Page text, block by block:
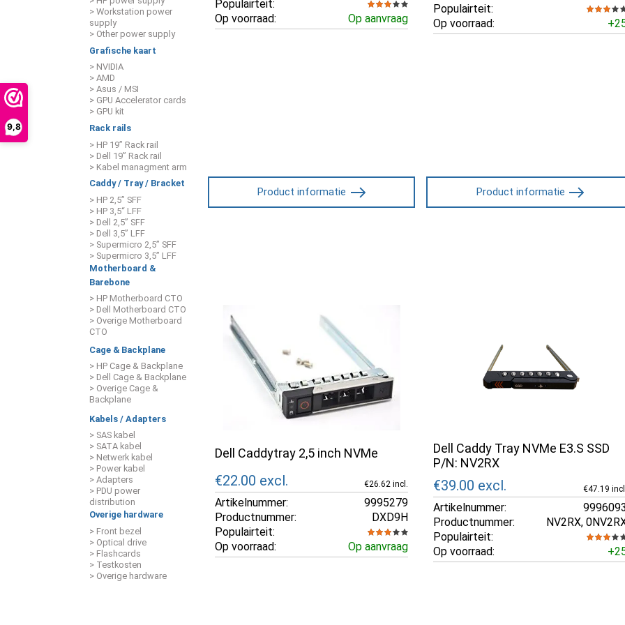
9,8
> Workstation power
supply
> Other power supply
Grafische kaart
> NVIDIA
> AMD
> Asus / MSI
> GPU Accelerator cards
> GPU kit
Rack rails
> HP 19” Rack rail
> Dell 19” Rack rail
> Kabel managment arm
Caddy / Tray / Bracket
> HP 2,5” SFF
> HP 3,5“ LFF
> Dell 2,5” SFF
> Dell 3,5” LFF
> Supermicro 2,5” SFF
> Supermicro 3,5” LFF
Motherboard &
Barebone
> HP Motherboard CTO
> Dell Motherboard CTO
> Overige Motherboard
CTO
Cage & Backplane
> HP Cage & Backplane
> Dell Cage & Backplane
> Overige Cage &
Backplane
Kabels / Adapters
> SAS kabel
> SATA kabel
> Netwerk kabel
> Power kabel
> Adapters
> PDU power
distribution
Overige hardware
> Front bezel
> Optical drive
> Flashcards
> Testkosten
> Overige hardware
Populairteit:
Op voorraad:
Op aanvraag
Product informatie
Populairteit:
Op voorraad:
Product informatie
Dell Caddytray 2,5 inch NVMe
€22.00 excl. €26.62 incl.
Artikelnummer:
9995279
Productnummer:
DXD9H
Populairteit:
Op voorraad:
Op aanvraag
Dell Caddy Tray NVMe E3.S SSD
P/N: NV2RX
€39.00 excl. €47.19
Artikelnummer:
9996093
Productnummer:
NV2RX,
Populairteit:
Op voorraad: